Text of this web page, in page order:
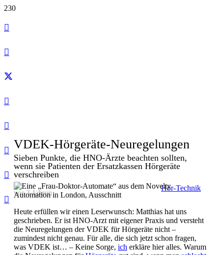
VDEK-Hörgeräte-Neuregelungen
Sieben Punkte, die HNO-Ärzte beachten sollten,
wenn sie Patienten der Ersatzkassen Hörgeräte
verschreiben
vor 3 Jahren
Hör-Technik
Heute erfüllen wir einen Leserwunsch: Matthias hat uns
geschrieben. Er ist HNO-Arzt mit eigener Praxis und versteht
die Neuregelungen der VDEK für Hörgeräte nicht –
zumindest nicht genau. Für alle, die sich jetzt schon fragen,
was VDEK ist… – Keine Sorge, ich erkläre hier alles. Warum